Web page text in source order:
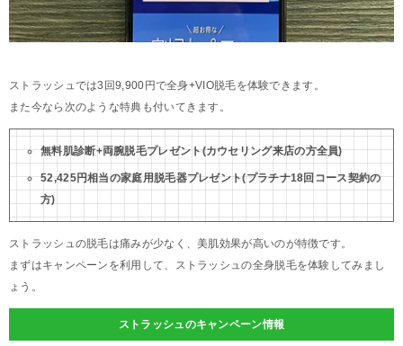
ストラッシュでは3回9,900円で全身+VIO脱毛を体験できます。
また今なら次のような特典も付いてきます。
無料肌診断+両腕脱毛プレゼント(カウセリング来店の方全員)
52,425円相当の家庭用脱毛器プレゼント(プラチナ18回コース契約の
方)
ストラッシュの脱毛は痛みが少なく、美肌効果が高いのが特徴です。
まずはキャンペーンを利用して、ストラッシュの全身脱毛を体験してみまし
ょう。
ストラッシュのキャンペーン情報